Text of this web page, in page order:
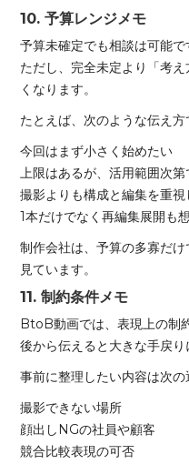
10. 予算レンジメモ
予算未確定でも相談は可能で
ただし、完全未定より「考
くなります。
たとえば、次のような伝え方
今回はまず小さく始めたい
上限はあるが、活用範囲次
撮影よりも構成と編集を重視
1本だけでなく再編集展開も
制作会社は、予算の多寡だ
見ています。
11. 制約条件メモ
BtoB動画では、表現上の制
後から伝えると大きな手戻り
事前に整理したい内容は次の
撮影できない場所
顔出しNGの社員や顧客
競合比較表現の可否